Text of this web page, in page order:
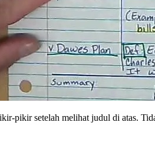
pikir setelah melihat judul di atas.